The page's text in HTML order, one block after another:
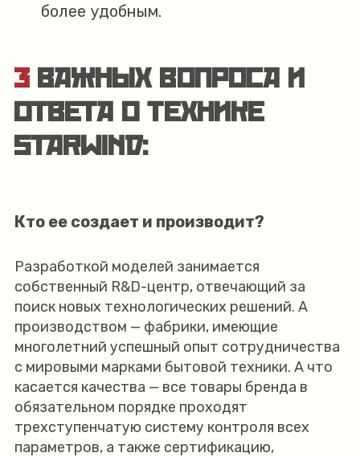
более удобным.
3 ВАЖНЫХ ВОПРОСА И
ОТВЕТА О ТЕХНИКЕ
STARWIND:
Кто ее создает и производит?
Разработкой моделей занимается
собственный R&D-центр, отвечающий за
поиск новых технологических решений. А
производством — фабрики, имеющие
многолетний успешный опыт сотрудничества
с мировыми марками бытовой техники. А что
касается качества — все товары бренда в
обязательном порядке проходят
трехступенчатую систему контроля всех
параметров, а также сертификацию,